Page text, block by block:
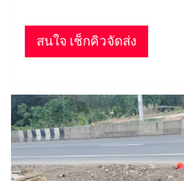
สนใจ เช็กคิวจัดส่ง